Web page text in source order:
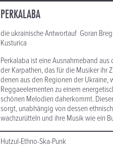
PERKALABA
die ukrainische Antwortauf Goran
Kusturica
Perkalaba ist eine Ausnahmeband
der Karpathen, das für die Musiker ihr
denen aus den Regionen der Ukraine,
Reggaeelementen zu einem
schönen Melodien daherkommt.
sorgt, unabhängig von dessen
wachzurütteln und ihre Musik wie ein
Hutzul-Ethno-Ska-Punk